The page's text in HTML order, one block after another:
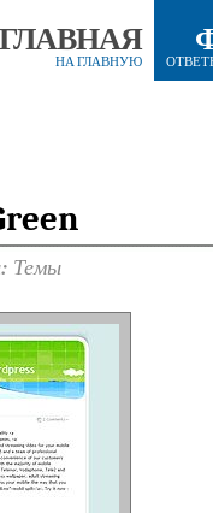
ГЛАВНАЯ
НА ГЛАВНУЮ
Темы